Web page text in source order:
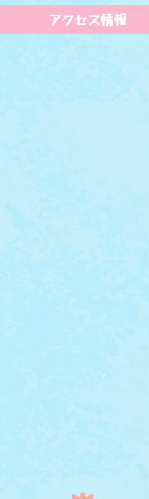
アクセス情報